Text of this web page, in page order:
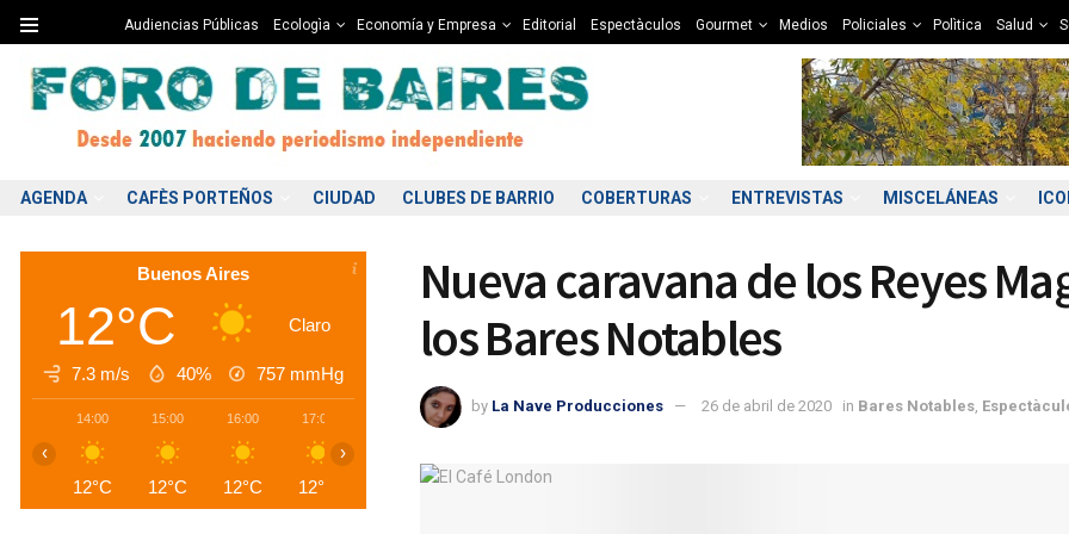
Audiencias Públicas Ecologìa Economía y Empresa Editorial Espectàculos Gourmet Medios Policiales Polìtica Salud
AGENDA CAFÈS PORTEÑOS CIUDAD CLUBES DE BARRIO COBERTURAS ENTREVISTAS MISCELÁNEAS
Nueva caravana de los Reyes
los Bares Notables
by La Nave Producciones 26 de abril de 2020 in Bares Notables
Buenos Aires
12°C Claro
7.3 m/s 40% 757 mmHg
14:00
12°C
15:00
12°C
16:00
12°C
17:00
12°C
19:00
10°C 9°C
02:00
‹ ›